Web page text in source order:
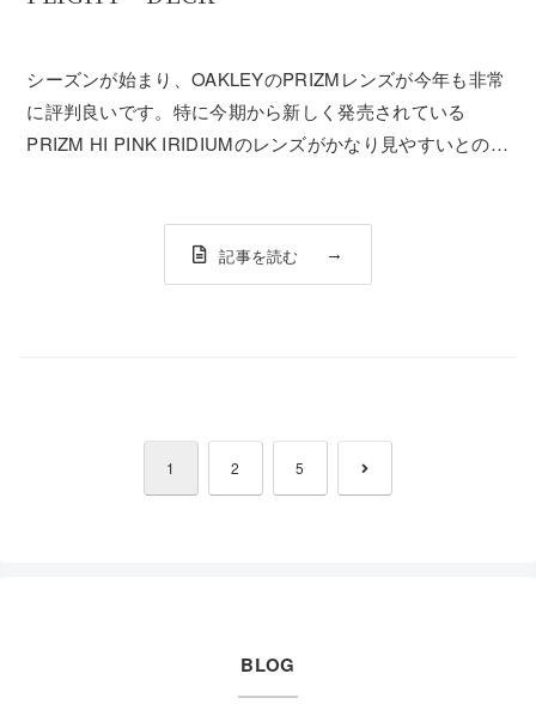
シーズンが始まり、OAKLEYのPRIZMレンズが今年も非常
に評判良いです。特に今期から新しく発売されている
PRIZM HI PINK IRIDIUMのレンズがかなり見やすいとの話
記事を読む
1 2 5 次
BLOG